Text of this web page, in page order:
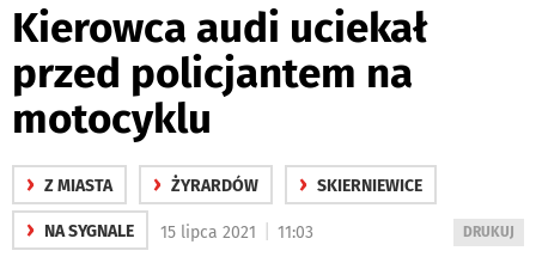
Kierowca audi uciekał
przed policjantem na
motocyklu
› Z MIASTA › ŻYRARDÓW › SKIERNIEWICE
› NA SYGNALE
WYDRUKUJ
DRUKUJ
15 lipca 2021 11:03